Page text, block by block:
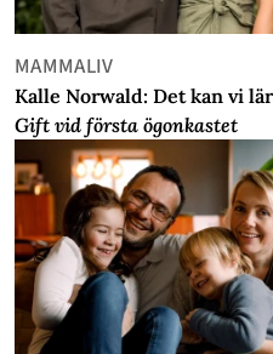
MAMMALIV
Kalle Norwald: Det kan vi
Gift vid första ögonkastet